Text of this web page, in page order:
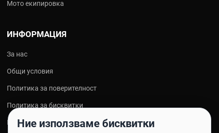
Мото екипировка
ИНФОРМАЦИЯ
За нас
Общи условия
Политика за поверителност
Политика за бисквитки
Контакти
Ние използваме бисквитки